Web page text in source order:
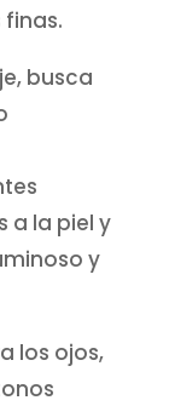
busca
a la piel y
y
los ojos,